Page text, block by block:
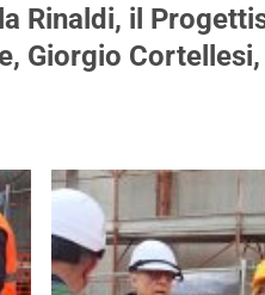
Rinaldi, il
Giorgio